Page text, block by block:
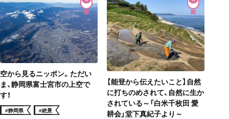
空から見るニッポン。ただい
ま、静岡県富士宮市の上空で
す！
#静岡県 #絶景
【能登から伝えたいこと】自然
に打ちのめされて、自然に生か
されている～「白米千枚田 愛
耕会」堂下真紀子より～